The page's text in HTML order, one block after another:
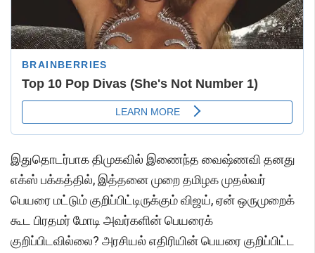
இதுதொடர்பாக திமுகவில் இணைந்த வைஷ்ணவி தனது
எக்ஸ் பக்கத்தில், இத்தனை முறை தமிழக முதல்வர்
பெயரை மட்டும் குறிப்பிட்டிருக்கும் விஜய், ஏன் ஒருமுறைக்
கூட பிரதமர் மோடி அவர்களின் பெயரைக்
குறிப்பிடவில்லை? அரசியல் எதிரியின் பெயரை குறிப்பிட்ட